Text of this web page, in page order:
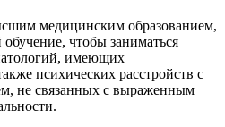
медицинским образованием,
чтобы заниматься
имеющих
психических расстройств с
не связанных с выраженным